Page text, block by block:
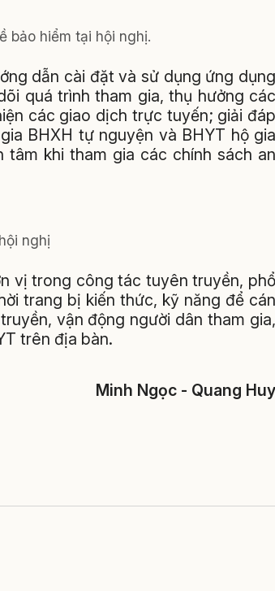
bảo hiểm tại hội nghị.
dẫn cài đặt và sử dụng ứng dụng
quá trình tham gia, thụ hưởng các
các giao dịch trực tuyến; giải đáp
BHXH tự nguyện và BHYT hộ gia
khi tham gia các chính sách an
nghị
vị trong công tác tuyên truyền, phổ
trang bị kiến thức, kỹ năng để cán
vận động người dân tham gia,
trên địa bàn.
Minh Ngọc - Quang Huy